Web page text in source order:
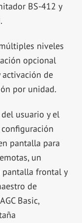
BS-412 y
niveles
opcional
activación de
por unidad.
usuario y el
pantalla para
un
pantalla frontal y
de
Basic,